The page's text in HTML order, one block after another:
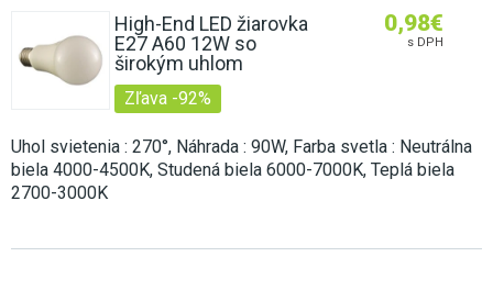
High-End LED žiarovka
E27 A60 12W so
širokým uhlom
Zľava -92%
0,98€
s DPH
Uhol svietenia : 270°, Náhrada : 90W, Farba svetla : Neutrálna
biela 4000-4500K, Studená biela 6000-7000K, Teplá biela
2700-3000K